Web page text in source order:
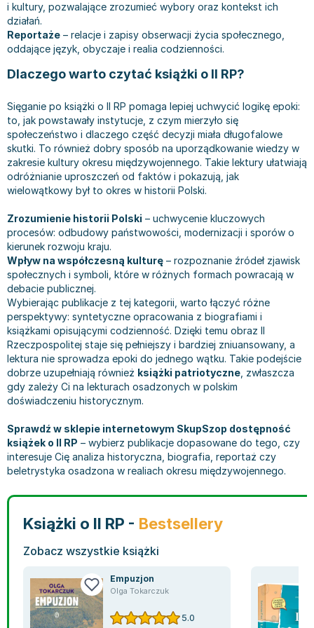
Książki: Prawo konstytucyjne
Książki: Prawo międzynarodowe
Książki: Prawo - orzecznictwo
Książki: Prawo Unii Europejskiej
Teksty aktów prawnych
Książki medyczne i naukowe
Chemia - książki
Książki o fizyce i astronomii
Geografia - książki
Inne
Książki medyczne
Książki do nauk przyrodniczych
Technika, inżynieria, technologia - książki, podręczniki -
nauki ścisłe
Książki do nauk społecznych i humanistycznych
Filologia - książki
Książki filozoficzne
Inne
Kulturoznawstwo, antropologia - książki
Książki o naukach politycznych
Książki pedagogiczne
Psychologia - książki
Socjologia - książki
Książki: Religie i wyznania
Książki: Buddyzm
Książki: Chrześcijaństwo
Książki: Judaizm
Książki: Rozwój osobisty
Inne
Książki: Kariera i sukces
Książki: Film, muzyka, teatr
Książki: Historia sztuki
Książki o architekturze
Książki: Sztuki wizualne
Inne
Książki dla dzieci 3-5 lat
Książki: bajki dla dzieci 3-5 lat
Kolorowanki i książki do naklejania 3-5 lat
Książki do nauki pisania i liczenia 3-5 lat
Książki grające, z puzzlami i magnesami 3-5 lat
Kreatywne i aktywizujące książki dla dzieci 3-5 lat
Poznawanie świata dla dzieci 3-5 lat - książki
Książki o zainteresowaniach dla dzieci 3-5 lat
Książki dla dzieci 6-8 lat
Książki do nauki czytania 6-8 lat
Książki do nauki pisania i liczenia 6-8 lat
Kreatywne i aktywizujące książki dla dzieci 6-8 lat
Literatura dla dzieci 6-8 lat
Poznawanie świata dla dzieci 6-8 lat - książki
Książki o zainteresowaniach dla dzieci 6-8 lat
Książki dla dzieci 9-12 lat
Książki edukacyjne dla dzieci 9-12 lat
Literatura dla dzieci 9-12 lat
Poznawanie świata dla dzieci 9-12 lat - książki
Książki o zainteresowaniach dla dzieci 9-12 lat
Książki dla młodzieży
Literatura dla młodzieży
Literatura popularno-naukowa
Społeczeństwo i rozwój osobisty - książki
Lektury do gimnazjów i szkół średnich
Lektury do szkoły podstawowej
Bibliotekoznawstwo - książki
Książki o ekonomii i finansach - szkoły wyższe
Książki do filologii - szkoły wyższe
Książki medyczne dla studentów
Książki: Zdrowie
Kuchnia i diety - książki
Autorskie książki kucharskie
Diety, zdrowe żywienie - książki
Książki kucharskie
Kuchnia polska - książki
Napoje - książki
Książki: Poradniki
Inne
Książki: Dom, ogród - poradniki
Książki: Moda, uroda, savoir vivre - poradniki
Książki pamiątkowe
Pozostałe książki
Dean Koontz
Andrzej Sapkowski
Stephenie Meyer
Maria Czubaszek
Nora Roberts
Mario Vargas Llosa
Katarzyna Grochola
Ewa Nowak
Robin Cook
Carlos Ruiz Zafon
Jerzy Zięba
Jodi Picoult
Dorota Terakowska
Abbi Glines
Alfred Szklarski
Stefan Żeromski
Henryk Sienkiewicz
Juliusz Słowacki
Jacek Piekara
Meg Cabot
Maria Konopnicka
Paulo Coelho
Rick Riordan
Graham Masterton
Astrid Lindgren
Federico Moccia
Katarzyna Michalak
Daniel Defoe
i kultury, pozwalające zrozumieć wybory oraz kontekst ich
działań.
Reportaże – relacje i zapisy obserwacji życia społecznego,
oddające język, obyczaje i realia codzienności.
Dlaczego warto czytać książki o II RP?
Sięganie po książki o II RP pomaga lepiej uchwycić logikę epoki:
to, jak powstawały instytucje, z czym mierzyło się
społeczeństwo i dlaczego część decyzji miała długofalowe
skutki. To również dobry sposób na uporządkowanie wiedzy w
zakresie kultury okresu międzywojennego. Takie lektury ułatwiają
odróżnianie uproszczeń od faktów i pokazują, jak
wielowątkowy był to okres w historii Polski.
Zrozumienie historii Polski – uchwycenie kluczowych
procesów: odbudowy państwowości, modernizacji i sporów o
kierunek rozwoju kraju.
Wpływ na współczesną kulturę – rozpoznanie źródeł zjawisk
społecznych i symboli, które w różnych formach powracają w
debacie publicznej.
Wybierając publikacje z tej kategorii, warto łączyć różne
perspektywy: syntetyczne opracowania z biografiami i
książkami opisującymi codzienność. Dzięki temu obraz II
Rzeczpospolitej staje się pełniejszy i bardziej zniuansowany, a
lektura nie sprowadza epoki do jednego wątku. Takie podejście
dobrze uzupełniają również książki patriotyczne , zwłaszcza
gdy zależy Ci na lekturach osadzonych w polskim
doświadczeniu historycznym.
Sprawdź w sklepie internetowym SkupSzop dostępność
książek o II RP – wybierz publikacje dopasowane do tego, czy
interesuje Cię analiza historyczna, biografia, reportaż czy
beletrystyka osadzona w realiach okresu międzywojennego.
Książki o II RP - Bestsellery
Zobacz wszystkie książki
Empuzjon
Olga Tokarczuk
5.0